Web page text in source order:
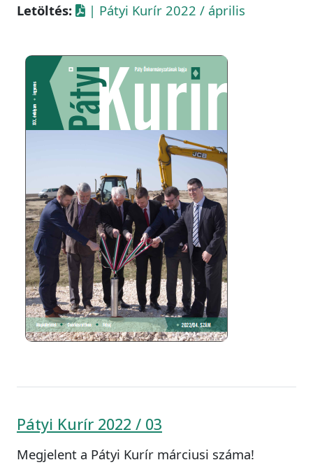
Letöltés:
| Pátyi Kurír 2022 / április
Pátyi Kurír 2022 / 03
Megjelent a Pátyi Kurír márciusi száma!